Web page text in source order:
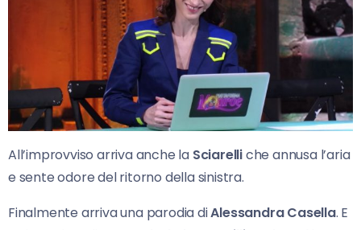
All’improvviso arriva anche la Sciarelliche annusa l’aria
e sente odore del ritorno della sinistra.
Finalmente arriva una parodia diAlessandra Casella. E